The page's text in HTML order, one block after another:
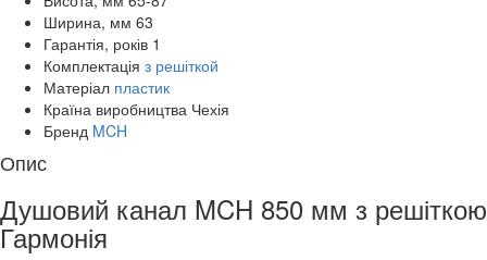
Ширина, мм 63
Гарантія, років 1
Комплектація з решіткой
Матеріал пластик
Країна виробництва Чехія
Бренд MCH
Опис
Душовий канал MCH 850 мм з решіткою
Гармонія